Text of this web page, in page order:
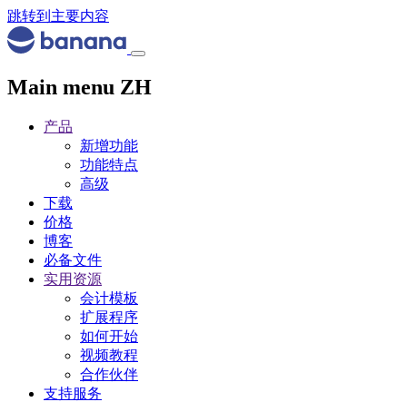
跳转到主要内容
Main menu ZH
产品
新增功能
功能特点
高级
下载
价格
博客
必备文件
实用资源
会计模板
扩展程序
如何开始
视频教程
合作伙伴
支持服务